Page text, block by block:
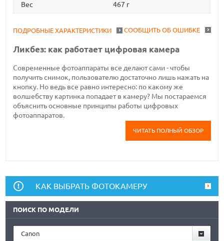
Вес 467 г
СООБЩИТЬ ОБ ОШИБКЕ
ПОДРОБНЫЕ ХАРАКТЕРИСТИКИ
Ликбез: как работает цифровая камера
Современные фотоаппараты все делают сами - чтобы
получить снимок, пользователю достаточно лишь нажать на
кнопку. Но ведь все равно интересно: по какому же
волшебству картинка попадает в камеру? Мы постараемся
объяснить основные принципы работы цифровых
фотоаппаратов.
ЧИТАТЬ ПОЛНЫЙ ОБЗОР
КАК ВЫБРАТЬ ФОТОКАМЕРУ
ПОИСК ПО МОДЕЛИ
Canon